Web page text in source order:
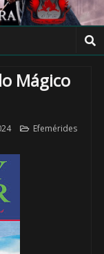
Mágico
Efemérides